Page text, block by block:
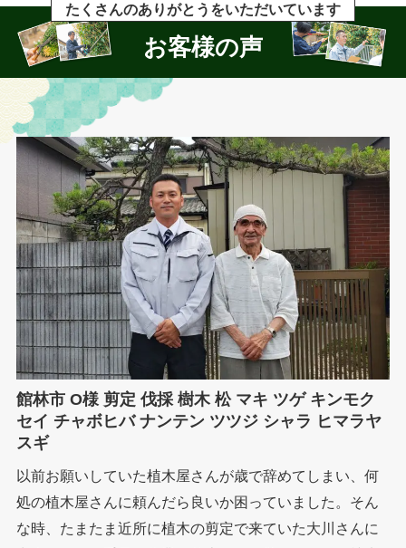
たくさんのありがとうをいただいています
お客様の声
館林市 O様 剪定 伐採 樹木 松 マキ ツゲ キンモク
セイ チャボヒバ ナンテン ツツジ シャラ ヒマラヤ
スギ
以前お願いしていた植木屋さんが歳で辞めてしまい、何
処の植木屋さんに頼んだら良いか困っていました。そん
な時、たまたま近所に植木の剪定で来ていた大川さんに